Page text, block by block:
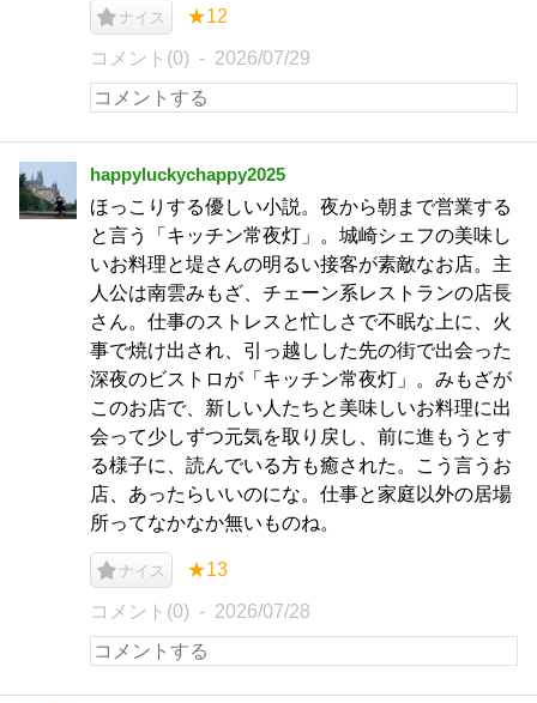
ナイス ★12
コメント(0) 2026/07/29
happyluckychappy2025
ほっこりする優しい小説。夜から朝まで営業する
と言う「キッチン常夜灯」。城崎シェフの美味し
いお料理と堤さんの明るい接客が素敵なお店。主
人公は南雲みもざ、チェーン系レストランの店長
さん。仕事のストレスと忙しさで不眠な上に、火
事で焼け出され、引っ越しした先の街で出会った
深夜のビストロが「キッチン常夜灯」。みもざが
このお店で、新しい人たちと美味しいお料理に出
会って少しずつ元気を取り戻し、前に進もうとす
る様子に、読んでいる方も癒された。こう言うお
店、あったらいいのにな。仕事と家庭以外の居場
所ってなかなか無いものね。
ナイス ★13
コメント(0) 2026/07/28